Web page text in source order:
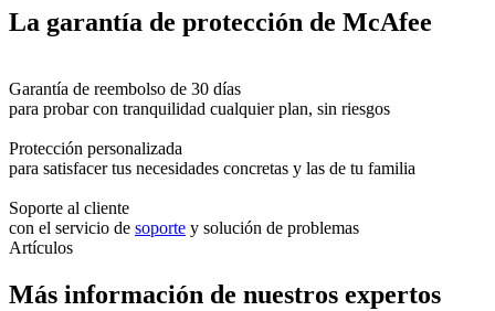
La garantía de protección de McAfee
Garantía de reembolso de 30 días
para probar con tranquilidad cualquier plan, sin riesgos
Protección personalizada
para satisfacer tus necesidades concretas y las de tu familia
Soporte al cliente
con el servicio de soporte y solución de problemas
Artículos
Más información de nuestros expertos